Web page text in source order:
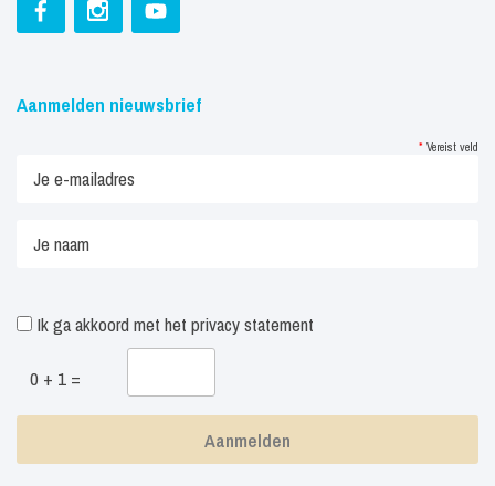
Aanmelden nieuwsbrief
* Vereist veld
Ik ga akkoord met het privacy statement
0 + 1 =